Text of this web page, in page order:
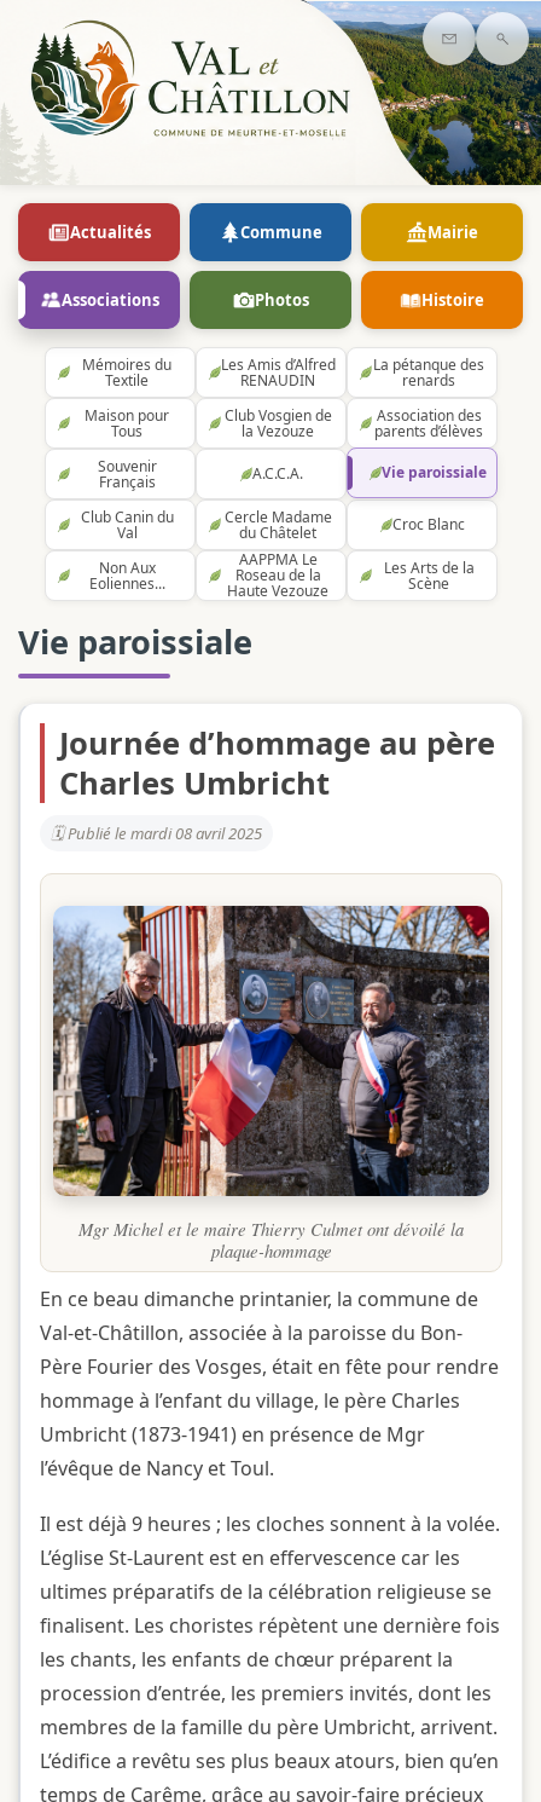
Contact
Actualités Commune Mairie
Associations Photos Histoire
Mémoires du
Textile
Les Amis d’Alfred
RENAUDIN
La pétanque des
renards
Maison pour
Tous
Club Vosgien de
la Vezouze
Association des
parents d’élèves
Souvenir
Français A.C.C.A. Vie paroissiale
Club Canin du
Val
Cercle Madame
du Châtelet Croc Blanc
Non Aux
Eoliennes...
AAPPMA Le
Roseau de la
Haute Vezouze
Les Arts de la
Scène
Vie paroissiale
Journée d’hommage au père
Charles Umbricht
Publié le mardi 08 avril 2025
Mgr Michel et le maire Thierry Culmet ont dévoilé la
plaque-hommage
En ce beau dimanche printanier, la commune de
Val-et-Châtillon, associée à la paroisse du Bon-
Père Fourier des Vosges, était en fête pour rendre
hommage à l’enfant du village, le père Charles
Umbricht (1873-1941) en présence de Mgr
l’évêque de Nancy et Toul.
Il est déjà 9 heures ; les cloches sonnent à la volée.
L’église St-Laurent est en effervescence car les
ultimes préparatifs de la célébration religieuse se
finalisent. Les choristes répètent une dernière fois
les chants, les enfants de chœur préparent la
procession d’entrée, les premiers invités, dont les
membres de la famille du père Umbricht, arrivent.
L’édifice a revêtu ses plus beaux atours, bien qu’en
temps de Carême, grâce au savoir-faire précieux